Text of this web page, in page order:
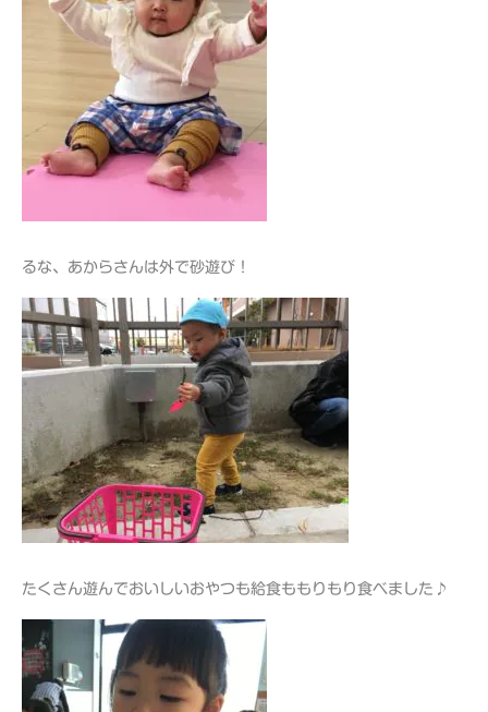
るな、あからさんは外で砂遊び！
たくさん遊んでおいしいおやつも給食ももりもり食べました♪